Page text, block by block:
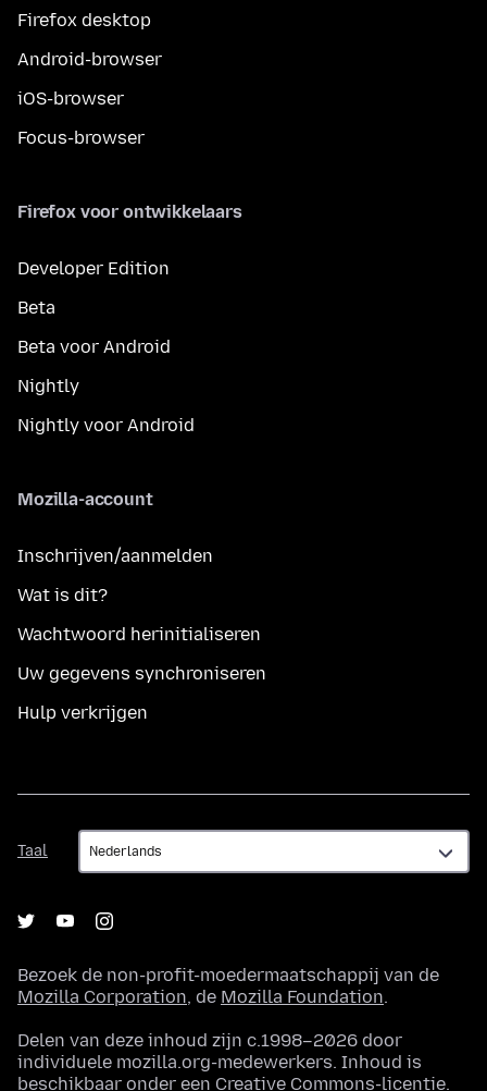
Firefox desktop
Android-browser
iOS-browser
Focus-browser
Firefox voor ontwikkelaars
Developer Edition
Beta
Beta voor Android
Nightly
Nightly voor Android
Mozilla-account
Inschrijven/aanmelden
Wat is dit?
Wachtwoord herinitialiseren
Uw gegevens synchroniseren
Hulp verkrijgen
Taal
Taal
Bezoek de non-profit-moedermaatschappij van de
Mozilla Corporation, de Mozilla Foundation.
Delen van deze inhoud zijn c.1998–2026 door
individuele mozilla.org-medewerkers. Inhoud is
beschikbaar onder een Creative Commons-licentie.